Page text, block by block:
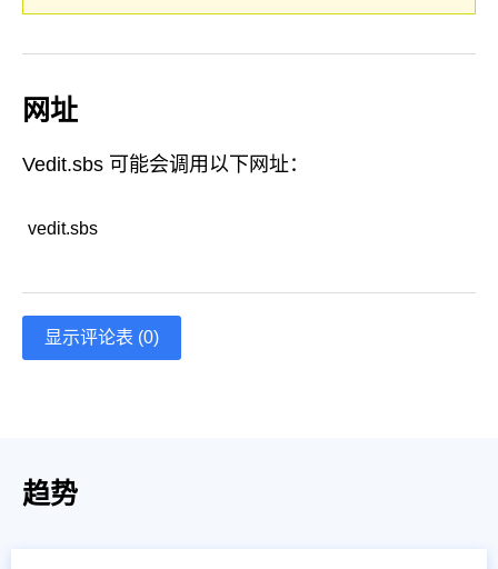
网址
Vedit.sbs 可能会调用以下网址：
vedit.sbs
显示评论表 (0)
趋势